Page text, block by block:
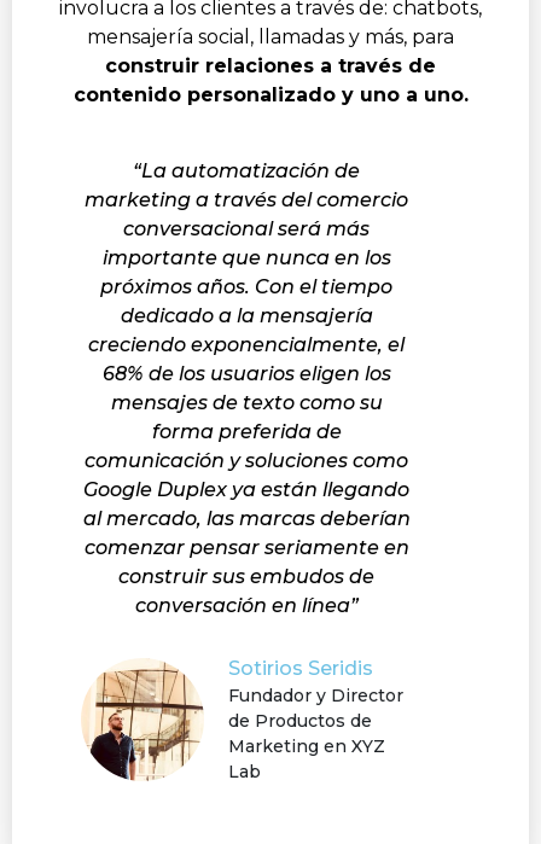
involucra a los clientes a través de: chatbots,
mensajería social, llamadas y más, para
construir relaciones a través de
contenido personalizado y uno a uno.
“La automatización de
marketing a través del comercio
conversacional será más
importante que nunca en los
próximos años. Con el tiempo
dedicado a la mensajería
creciendo exponencialmente, el
68% de los usuarios eligen los
mensajes de texto como su
forma preferida de
comunicación y soluciones como
Google Duplex ya están llegando
al mercado, las marcas deberían
comenzar pensar seriamente en
construir sus embudos de
conversación en línea”
Sotirios Seridis
Fundador y Director
de Productos de
Marketing en XYZ
Lab